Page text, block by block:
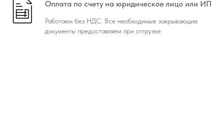
Оплата по счету на юридическое лицо или ИП
Работаем без НДС. Все необходимые закрывающие
документы предоставляем при отгрузке.